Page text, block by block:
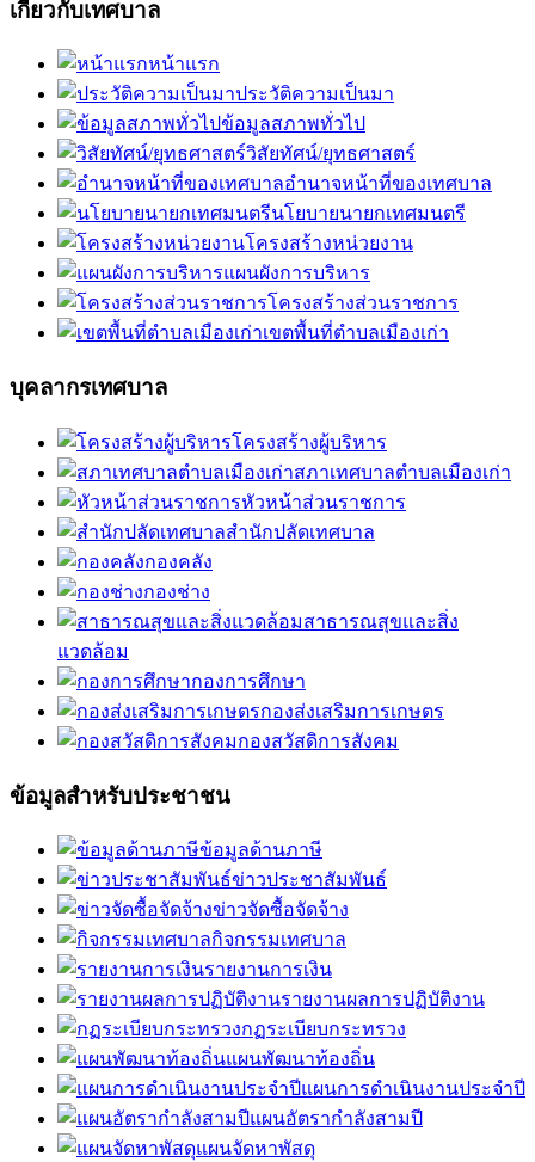
เกี่ยวกับเทศบาล
หน้าแรก
ประวัติความเป็นมา
ข้อมูลสภาพทั่วไป
วิสัยทัศน์/ยุทธศาสตร์
อำนาจหน้าที่ของเทศบาล
นโยบายนายกเทศมนตรี
โครงสร้างหน่วยงาน
แผนผังการบริหาร
โครงสร้างส่วนราชการ
เขตพื้นที่ตำบลเมืองเก่า
บุคลากรเทศบาล
โครงสร้างผู้บริหาร
สภาเทศบาลตำบลเมืองเก่า
หัวหน้าส่วนราชการ
สำนักปลัดเทศบาล
กองคลัง
กองช่าง
สาธารณสุขและสิ่ง
แวดล้อม
กองการศึกษา
กองส่งเสริมการเกษตร
กองสวัสดิการสังคม
ข้อมูลสำหรับประชาชน
ข้อมูลด้านภาษี
ข่าวประชาสัมพันธ์
ข่าวจัดซื้อจัดจ้าง
กิจกรรมเทศบาล
รายงานการเงิน
รายงานผลการปฏิบัติงาน
กฏระเบียบกระทรวง
แผนพัฒนาท้องถิ่น
แผนการดำเนินงานประจำปี
แผนอัตรากำลังสามปี
แผนจัดหาพัสดุ